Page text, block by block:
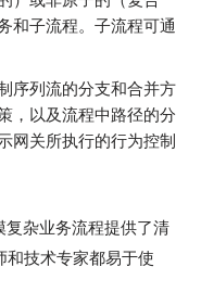
和子流程。子流程可通
序列流的分支和合并方
，以及流程中路径的分
网关所执行的行为控制
杂业务流程提供了清
和技术专家都易于使